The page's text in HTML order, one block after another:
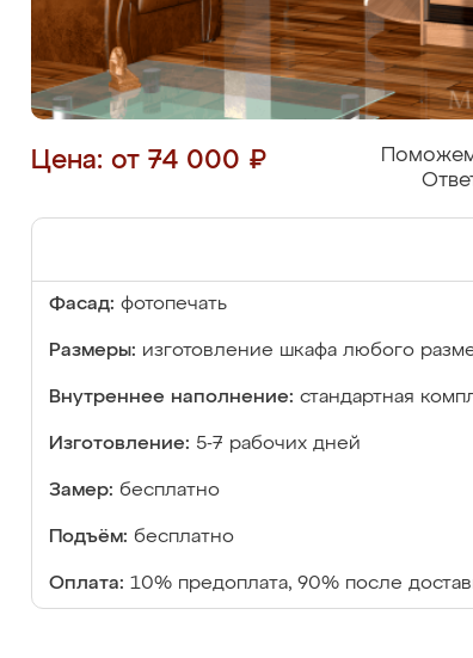
Цена: от 74 000 ₽
Поможем
Фасад: фотопечать
Размеры: изготовление шкафа любого
Внутреннее наполнение: стандартная
Изготовление: 5-7 рабочих дней
Замер: бесплатно
Подъём: бесплатно
Оплата: 10% предоплата, 90% после